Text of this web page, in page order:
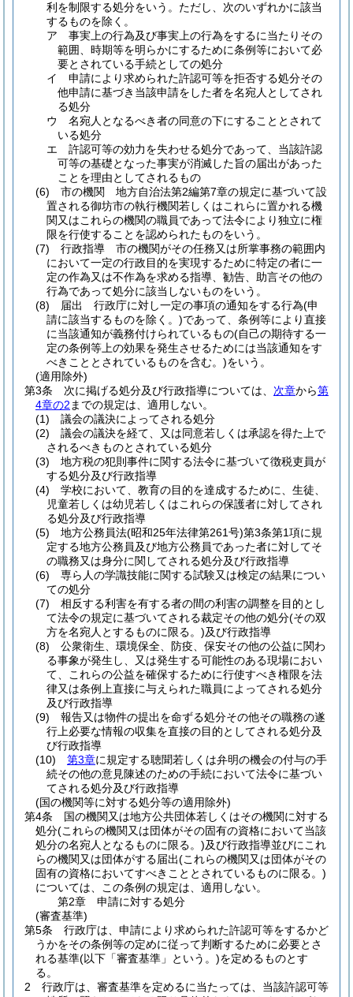
利を制限する処分をいう。 ただし、次のいずれかに該当
するものを除く。
ア
事実上の行為及び事実上の行為をするに当たりその
範囲、時期等を明らかにするために条例等において必
要とされている手続としての処分
イ
申請により求められた許認可等を拒否する処分その
他申請に基づき当該申請をした者を名宛人としてされ
る処分
ウ
名宛人となるべき者の同意の下にすることとされて
いる処分
エ
許認可等の効力を失わせる処分であって、当該許認
可等の基礎となった事実が消滅した旨の届出があった
ことを理由としてされるもの
(6)
市の機関 地方自治法第2編第7章の規定に基づいて設
置される御坊市の執行機関若しくはこれらに置かれる機
関又はこれらの機関の職員であって法令により独立に権
限を行使することを認められたものをいう。
(7)
行政指導 市の機関がその任務又は所掌事務の範囲内
において一定の行政目的を実現するために特定の者に一
定の作為又は不作為を求める指導、勧告、助言その他の
行為であって処分に該当しないものをいう。
(8)
届出 行政庁に対し一定の事項の通知をする行為(申
請に該当するものを除く。)であって、条例等により直接
に当該通知が義務付けられているもの(自己の期待する一
定の条例等上の効果を発生させるためには当該通知をす
べきこととされているものを含む。)をいう。
(適用除外)
第3条
次に掲げる処分及び行政指導については、 次章から第
4章の2 までの規定は、適用しない。
(1)
議会の議決によってされる処分
(2)
議会の議決を経て、又は同意若しくは承認を得た上で
されるべきものとされている処分
(3)
地方税の犯則事件に関する法令に基づいて徴税吏員が
する処分及び行政指導
(4)
学校において、教育の目的を達成するために、生徒、
児童若しくは幼児若しくはこれらの保護者に対してされ
る処分及び行政指導
(5)
地方公務員法(昭和25年法律第261号)第3条第1項に規
定する地方公務員及び地方公務員であった者に対してそ
の職務又は身分に関してされる処分及び行政指導
(6)
専ら人の学識技能に関する試験又は検定の結果につい
ての処分
(7)
相反する利害を有する者の間の利害の調整を目的とし
て法令の規定に基づいてされる裁定その他の処分(その双
方を名宛人とするものに限る。)及び行政指導
(8)
公衆衛生、環境保全、防疫、保安その他の公益に関わ
る事象が発生し、又は発生する可能性のある現場におい
て、これらの公益を確保するために行使すべき権限を法
律又は条例上直接に与えられた職員によってされる処分
及び行政指導
(9)
報告又は物件の提出を命ずる処分その他その職務の遂
行上必要な情報の収集を直接の目的としてされる処分及
び行政指導
(10)
第3章に規定する聴聞若しくは弁明の機会の付与の手
続その他の意見陳述のための手続において法令に基づい
てされる処分及び行政指導
(国の機関等に対する処分等の適用除外)
第4条
国の機関又は地方公共団体若しくはその機関に対する
処分(これらの機関又は団体がその固有の資格において当該
処分の名宛人となるものに限る。)及び行政指導並びにこれ
らの機関又は団体がする届出(これらの機関又は団体がその
固有の資格においてすべきこととされているものに限る。)
については、この条例の規定は、適用しない。
第2章
申請に対する処分
(審査基準)
第5条
行政庁は、申請により求められた許認可等をするかど
うかをその条例等の定めに従って判断するために必要とさ
れる基準(以下「審査基準」という。)を定めるものとす
る。
2
行政庁は、審査基準を定めるに当たっては、当該許認可等